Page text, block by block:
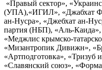
«Правый сектор»,
(УПА),«ИГИЛ», «Джабхат
ан-Нусра», «Джебхат ан-
партия (НБП), «Аль-
«Меджлис крымско-
«Мизантропик Дивижн»,
«Артподготовка»,
«Славянский союз»,